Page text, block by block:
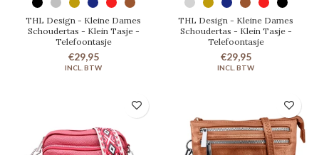
THL Design - Kleine Dames
Schoudertas - Klein Tasje -
Telefoontasje
€29,95
THL Design - Kleine Dames
Schoudertas - Klein Tasje -
Telefoontasje
€29,95